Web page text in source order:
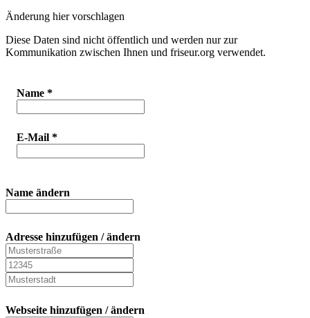
Änderung hier vorschlagen
Diese Daten sind nicht öffentlich und werden nur zur
Kommunikation zwischen Ihnen und friseur.org verwendet.
Name *
E-Mail *
Name ändern
Adresse hinzufügen / ändern
Webseite hinzufügen / ändern